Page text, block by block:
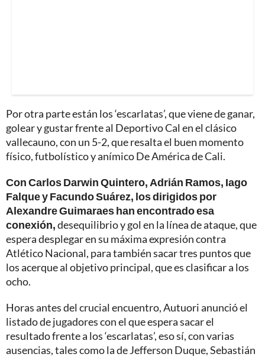
Por otra parte están los ‘escarlatas’, que viene de ganar,
golear y gustar frente al Deportivo Cal en el clásico
vallecauno, con un 5-2, que resalta el buen momento
físico, futbolístico y anímico De América de Cali.
Con Carlos Darwin Quintero, Adrián Ramos, Iago
Falque y Facundo Suárez, los dirigidos por
Alexandre Guimaraes han encontrado esa
conexión,desequilibrio y gol en la línea de ataque, que
espera desplegar en su máxima expresión contra
Atlético Nacional, para también sacar tres puntos que
los acerque al objetivo principal, que es clasificar a los
ocho.
Horas antes del crucial encuentro, Autuori anunció el
listado de jugadores con el que espera sacar el
resultado frente a los ‘escarlatas’, eso sí, con varias
ausencias, tales como la de Jefferson Duque, Sebastián